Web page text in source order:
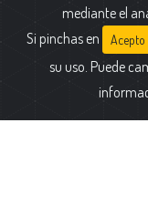
mediante el
Si pinchas en
Acepto
su uso. Puede
Calle Cólquide 6 -
28231 Las Rozas